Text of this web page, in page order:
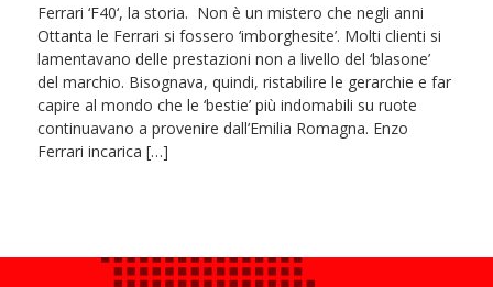
Ferrari ‘F40‘, la storia. Non è un mistero che negli anni
Ottanta le Ferrari si fossero ‘imborghesite’. Molti clienti si
lamentavano delle prestazioni non a livello del ‘blasone’
del marchio. Bisognava, quindi, ristabilire le gerarchie e far
capire al mondo che le ‘bestie’ più indomabili su ruote
continuavano a provenire dall’Emilia Romagna. Enzo
Ferrari incarica […]